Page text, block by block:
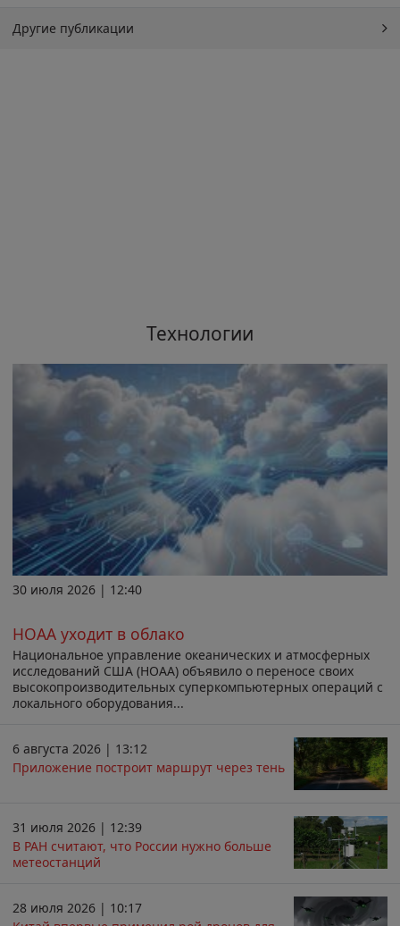
Другие публикации
Технологии
30 июля 2026 | 12:40
НОАА уходит в облако
Национальное управление океанических и атмосферных
исследований США (НОАА) объявило о переносе своих
высокопроизводительных суперкомпьютерных операций с
локального оборудования...
6 августа 2026 | 13:12
Приложение построит маршрут через тень
31 июля 2026 | 12:39
В РАН считают, что России нужно больше
метеостанций
28 июля 2026 | 10:17